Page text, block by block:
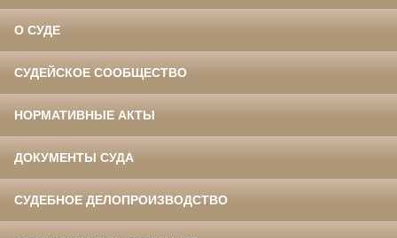
О СУДЕ
СУДЕЙСКОЕ СООБЩЕСТВО
НОРМАТИВНЫЕ АКТЫ
ДОКУМЕНТЫ СУДА
СУДЕБНОЕ ДЕЛОПРОИЗВОДСТВО